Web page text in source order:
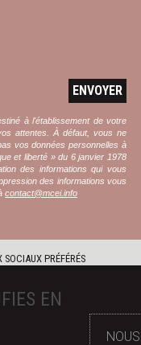
ENVOYER
à l'établissement de votre
attentes. À défaut, vous ne
vos données personnelles à
et liberté » du 6 janvier 1978
des informations qui vous
des informations vous
contact@mcei.info
PRÉFÉRÉS
EN